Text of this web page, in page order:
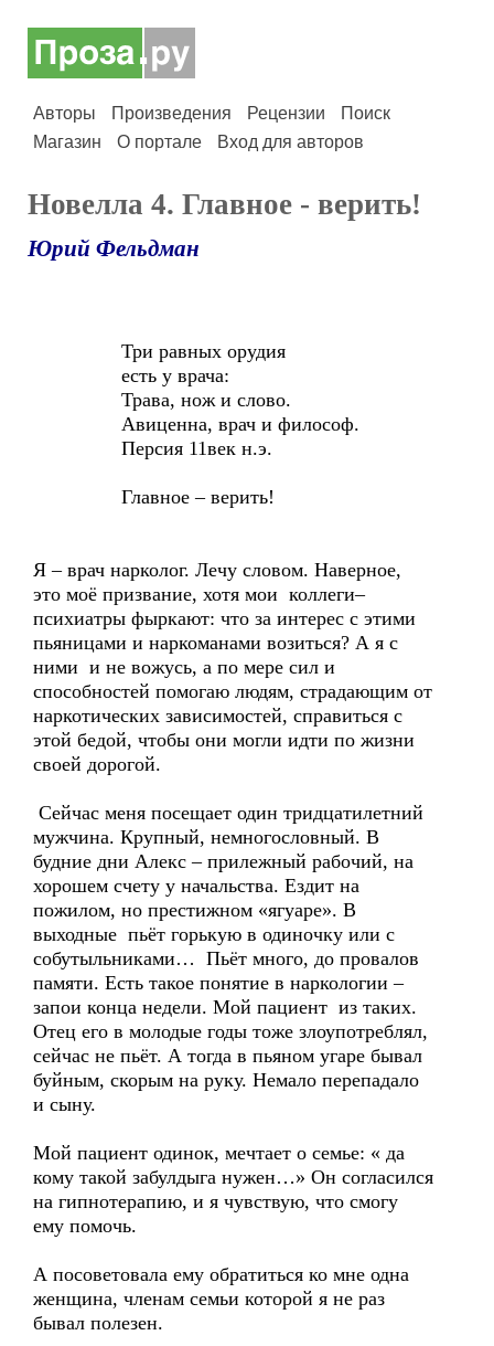
Авторы Произведения Рецензии
Поиск
Магазин
О портале Вход для авторов
Новелла 4. Главное - верить!
Юрий Фельдман
Три равных орудия
есть у врача:
Трава, нож и слово.
Авиценна, врач и философ.
Персия 11век н.э.
Главное – верить!
Я – врач нарколог. Лечу словом. Наверное,
это моё призвание, хотя мои коллеги–
психиатры фыркают: что за интерес с этими
пьяницами и наркоманами возиться? А я с
ними и не вожусь, а по мере сил и
способностей помогаю людям, страдающим от
наркотических зависимостей, справиться с
этой бедой, чтобы они могли идти по жизни
своей дорогой.
Сейчас меня посещает один тридцатилетний
мужчина. Крупный, немногословный. В
будние дни Алекс – прилежный рабочий, на
хорошем счету у начальства. Ездит на
пожилом, но престижном «ягуаре». В
выходные пьёт горькую в одиночку или с
собутыльниками… Пьёт много, до провалов
памяти. Есть такое понятие в наркологии –
запои конца недели. Мой пациент из таких.
Отец его в молодые годы тоже злоупотреблял,
сейчас не пьёт. А тогда в пьяном угаре бывал
буйным, скорым на руку. Немало перепадало
и сыну.
Мой пациент одинок, мечтает о семье: « да
кому такой забулдыга нужен…» Он согласился
на гипнотерапию, и я чувствую, что смогу
ему помочь.
А посоветовала ему обратиться ко мне одна
женщина, членам семьи которой я не раз
бывал полезен.